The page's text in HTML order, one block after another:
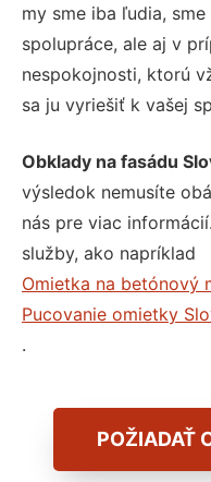
my sme iba ľudia,
spolupráce, ale aj v
nespokojnosti, ktorú
sa ju vyriešiť k vašej
Obklady na fasádu
výsledok nemusíte
nás pre viac
služby, ako napríklad
Omietka na betónový
Pucovanie omietky
.
POŽIADAŤ